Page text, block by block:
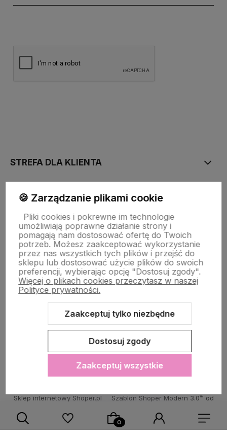
STREFA DLA KLIENTA
PŁATNOŚĆ I DOSTAWA
STRONY INFORMACYJNE
POMOC DLA KLIENTA
Sklep internetowy Shoper.pl Szablon Shoper Modern 3.0™ od
🍪 Zarządzanie plikami cookie
Pliki cookies i pokrewne im technologie
umożliwiają poprawne działanie strony i
pomagają nam dostosować ofertę do Twoich
potrzeb. Możesz zaakceptować wykorzystanie
przez nas wszystkich tych plików i przejść do
sklepu lub dostosować użycie plików do swoich
preferencji, wybierając opcję "Dostosuj zgody".
Więcej o plikach cookies przeczytasz w naszej
Polityce prywatności.
Zaakceptuj tylko niezbędne
Dostosuj zgody
Zaakceptuj wszystkie